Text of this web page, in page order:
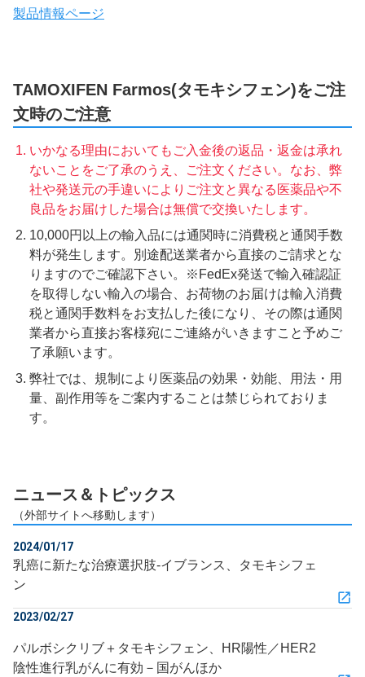
製品情報ページ
TAMOXIFEN Farmos(タモキシフェン)をご注
文時のご注意
いかなる理由においてもご入金後の返品・返金は承れ
ないことをご了承のうえ、ご注文ください。なお、弊
社や発送元の手違いによりご注文と異なる医薬品や不
良品をお届けした場合は無償で交換いたします。
10,000円以上の輸入品には通関時に消費税と通関手数
料が発生します。別途配送業者から直接のご請求とな
りますのでご確認下さい。※FedEx発送で輸入確認証
を取得しない輸入の場合、お荷物のお届けは輸入消費
税と通関手数料をお支払した後になり、その際は通関
業者から直接お客様宛にご連絡がいきますこと予めご
了承願います。
弊社では、規制により医薬品の効果・効能、用法・用
量、副作用等をご案内することは禁じられておりま
す。
ニュース＆トピックス
（外部サイトへ移動します）
2024/01/17
乳癌に新たな治療選択肢‐イブランス、タモキシフェ
ン
2023/02/27
パルボシクリブ＋タモキシフェン、HR陽性／HER2
陰性進行乳がんに有効－国がんほか